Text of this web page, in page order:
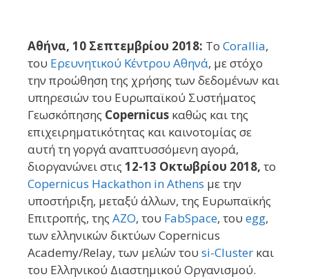
Αθήνα, 10 Σεπτεμβρίου 2018: Το Corallia,
του Ερευνητικού Κέντρου Αθηνά, με στόχο
την προώθηση της χρήσης των δεδομένων και
υπηρεσιών του Ευρωπαϊκού Συστήματος
Γεωσκόπησης Copernicus καθώς και της
επιχειρηματικότητας και καινοτομίας σε
αυτή τη γοργά αναπτυσσόμενη αγορά,
διοργανώνει στις 12-13 Οκτωβρίου 2018, το
Copernicus Hackathon in Athens με την
υποστήριξη, μεταξύ άλλων, της Ευρωπαϊκής
Επιτροπής, της AZO, του FabSpace, του egg,
των ελληνικών δικτύων Copernicus
Academy/Relay, των μελών του si-Cluster και
του Ελληνικού Διαστημικού Οργανισμού.